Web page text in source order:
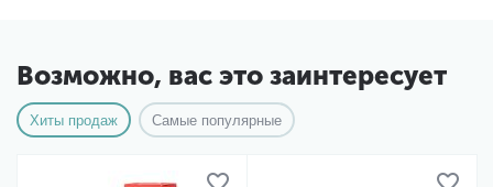
Возможно, вас это заинтересует
Хиты продаж Самые популярные